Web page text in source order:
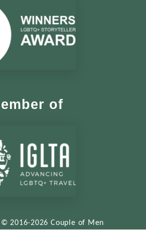
of
2016-2026 Couple of Men